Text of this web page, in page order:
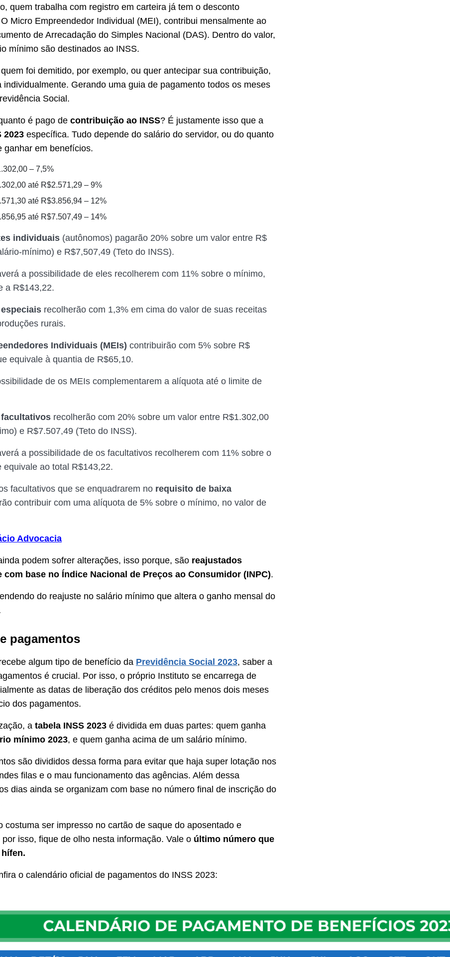
quem trabalha com registro em carteira já tem o desconto
Micro Empreendedor Individual (MEI), contribui mensalmente ao
de Arrecadação do Simples Nacional (DAS). Dentro do valor,
mínimo são destinados ao INSS.
foi demitido, por exemplo, ou quer antecipar sua contribuição,
individualmente. Gerando uma guia de pagamento todos os meses
Social.
é pago de contribuição ao INSS? É justamente isso que a
2023 específica. Tudo depende do salário do servidor, ou do quanto
ganhar em benefícios.
– 7,5%
até R$2.571,29 – 9%
até R$3.856,94 – 12%
até R$7.507,49 – 14%
individuais (autônomos) pagarão 20% sobre um valor entre R$
mínimo) e R$7,507,49 (Teto do INSS).
a possibilidade de eles recolherem com 11% sobre o mínimo,
a R$143,22.
recolherão com 1,3% em cima do valor de suas receitas
rurais.
Individuais (MEIs) contribuirão com 5% sobre R$
equivale à quantia de R$65,10.
de os MEIs complementarem a alíquota até o limite de
recolherão com 20% sobre um valor entre R$1.302,00
e R$7.507,49 (Teto do INSS).
a possibilidade de os facultativos recolherem com 11% sobre o
equivale ao total R$143,22.
facultativos que se enquadrarem no requisito de baixa
contribuir com uma alíquota de 5% sobre o mínimo, no valor de
Advocacia
podem sofrer alterações, isso porque, são reajustados
com base no Índice Nacional de Preços ao Consumidor (INPC).
do reajuste no salário mínimo que altera o ganho mensal do
pagamentos
algum tipo de benefício da Previdência Social 2023, saber a
é crucial. Por isso, o próprio Instituto se encarrega de
as datas de liberação dos créditos pelo menos dois meses
dos pagamentos.
a tabela INSS 2023 é dividida em duas partes: quem ganha
mínimo 2023, e quem ganha acima de um salário mínimo.
são divididos dessa forma para evitar que haja super lotação nos
filas e o mau funcionamento das agências. Além dessa
dias ainda se organizam com base no número final de inscrição do
costuma ser impresso no cartão de saque do aposentado e
por isso, fique de olho nesta informação. Vale o último número que
o calendário oficial de pagamentos do INSS 2023: